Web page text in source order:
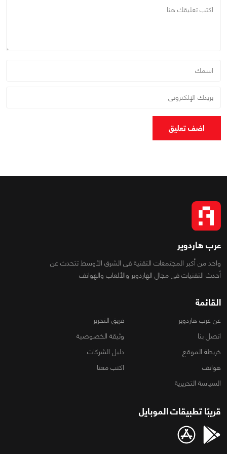
اضف تعليق
عرب هاردوير
واحد من أكبر المجتمعات التقنية فى الشرق الأوسط تتحدث عن
أحدث التقنيات فى مجال الهاردوير والألعاب والهواتف
القائمة
عن عرب هاردوير
فريق التحرير
اتصل بنا
وثيقة الخصوصية
خريطة الموقع
دليل الشركات
هواتف
اكتب معنا
السياسة التحريرية
قريبًا تطبيقات الموبايل